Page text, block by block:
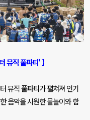
뮤직 풀파티'】
뮤직 풀파티가 펼쳐져 인기
음악을 시원한 물놀이와 함